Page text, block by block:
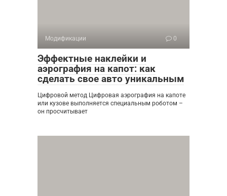
Модификации 0
Эффектные наклейки и
аэрография на капот: как
сделать свое авто уникальным
Цифровой метод Цифровая аэрография на капоте
или кузове выполняется специальным роботом –
он просчитывает